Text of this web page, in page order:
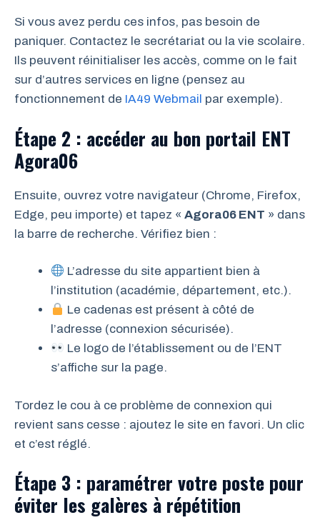
Si vous avez perdu ces infos, pas besoin de
paniquer. Contactez le secrétariat ou la vie scolaire.
Ils peuvent réinitialiser les accès, comme on le fait
sur d’autres services en ligne (pensez au
fonctionnement de IA49 Webmail par exemple).
Étape 2 : accéder au bon portail ENT
Agora06
Ensuite, ouvrez votre navigateur (Chrome, Firefox,
Edge, peu importe) et tapez « Agora06 ENT » dans
la barre de recherche. Vérifiez bien :
L’adresse du site appartient bien à
l’institution (académie, département, etc.).
Le cadenas est présent à côté de
l’adresse (connexion sécurisée).
Le logo de l’établissement ou de l’ENT
s’affiche sur la page.
Tordez le cou à ce problème de connexion qui
revient sans cesse : ajoutez le site en favori. Un clic
et c’est réglé.
Étape 3 : paramétrer votre poste pour
éviter les galères à répétition